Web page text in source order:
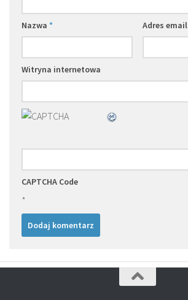
Nazwa * Adres email
Witryna internetowa
CAPTCHA Code
*